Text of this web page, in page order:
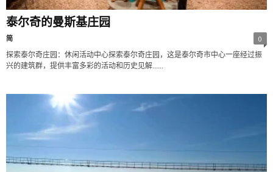
泰尔奇的曼斯基庄园
简 0
探索泰尔奇庄园：休闲活动中心探索泰尔奇庄园，这是泰尔奇市中心一座经过振
兴的建筑群，提供丰富多彩的活动和历史见解......